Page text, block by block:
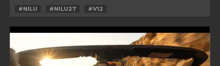
#NILU #NILU27 #V12